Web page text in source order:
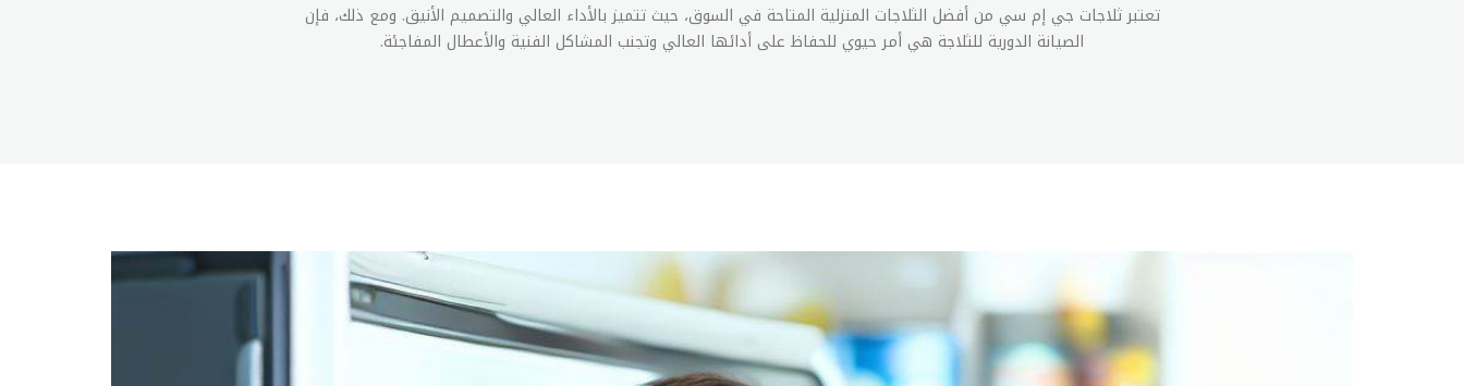
تعتبر ثلاجات جي إم سي من أفضل الثلاجات المنزلية المتاحة في السوق، حيث تتميز بالأداء العالي والتصميم الأنيق. ومع ذلك، فإن
الصيانة الدورية للثلاجة هي أمر حيوي للحفاظ على أدائها العالي وتجنب المشاكل الفنية والأعطال المفاجئة.